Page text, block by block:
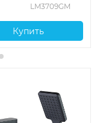
LM3709GM
Купить